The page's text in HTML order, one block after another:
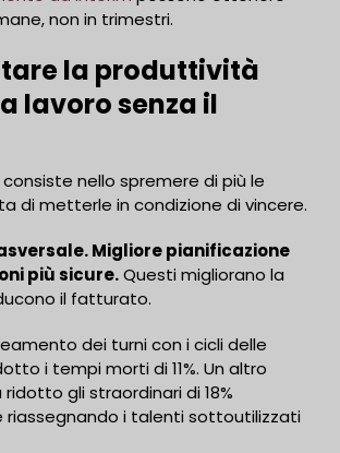
non in trimestri.
la produttività
lavoro senza il
nello spremere di più le
di metterle in condizione di vincere.
Migliore pianificazione
più sicure.Questi migliorano la
il fatturato.
dei turni con i cicli delle
i tempi morti di 11%. Un altro
gli straordinari di 18%
i talenti sottoutilizzati